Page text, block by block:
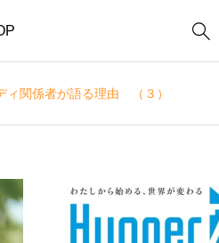

ィ関係者が語る理由 （３）